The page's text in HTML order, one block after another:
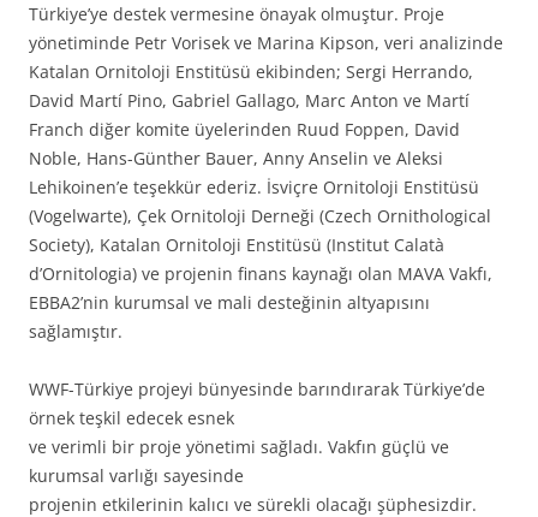
Türkiye’ye destek vermesine önayak olmuştur. Proje
yönetiminde Petr Vorisek ve Marina Kipson, veri analizinde
Katalan Ornitoloji Enstitüsü ekibinden; Sergi Herrando,
David Martí Pino, Gabriel Gallago, Marc Anton ve Martí
Franch diğer komite üyelerinden Ruud Foppen, David
Noble, Hans-Günther Bauer, Anny Anselin ve Aleksi
Lehikoinen’e teşekkür ederiz. İsviçre Ornitoloji Enstitüsü
(Vogelwarte), Çek Ornitoloji Derneği (Czech Ornithological
Society), Katalan Ornitoloji Enstitüsü (Institut Calatà
d’Ornitologia) ve projenin finans kaynağı olan MAVA Vakfı,
EBBA2’nin kurumsal ve mali desteğinin altyapısını
sağlamıştır.
WWF-Türkiye projeyi bünyesinde barındırarak Türkiye’de
örnek teşkil edecek esnek
ve verimli bir proje yönetimi sağladı. Vakfın güçlü ve
kurumsal varlığı sayesinde
projenin etkilerinin kalıcı ve sürekli olacağı şüphesizdir.